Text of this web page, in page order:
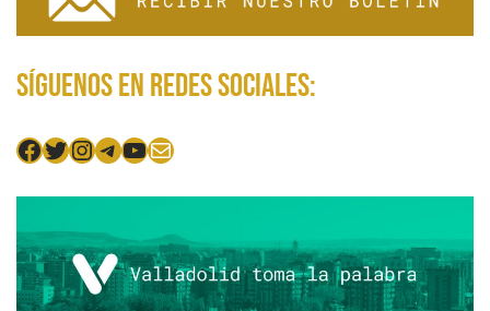
e
e
n
r
a
s
Síguenos en redes sociales:
Facebook
Twitter
Instagram
Telegram
YouTube
Mail